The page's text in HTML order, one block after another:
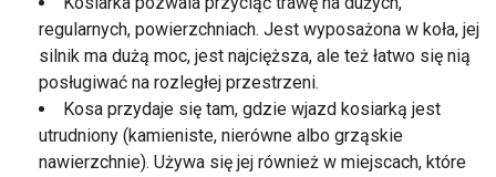
regularnych, powierzchniach. Jest wyposażona w koła, jej
silnik ma dużą moc, jest najcięższa, ale też łatwo się nią
posługiwać na rozległej przestrzeni.
Kosa przydaje się tam, gdzie wjazd kosiarką jest
utrudniony (kamieniste, nierówne albo grząskie
nawierzchnie). Używa się jej również w miejscach, które